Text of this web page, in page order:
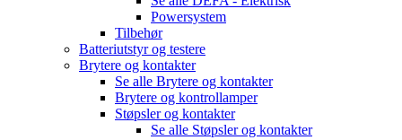
Powersystem
Tilbehør
Batteriutstyr og testere
Brytere og kontakter
Se alle Brytere og kontakter
Brytere og kontrollamper
Støpsler og kontakter
Se alle Støpsler og kontakter